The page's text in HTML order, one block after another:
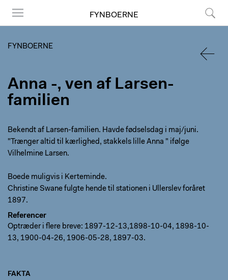
FYNBOERNE
FYNBOERNE
Anna -, ven af Larsen-
familien
Bekendt af Larsen-familien. Havde fødselsdag i maj/juni.
"Trænger altid til kærlighed, stakkels lille Anna " ifølge
Vilhelmine Larsen.
Boede muligvis i Kerteminde.
Christine Swane fulgte hende til stationen i Ullerslev foråret
1897.
Referencer
Optræder i flere breve: 1897-12-13,1898-10-04, 1898-10-
13, 1900-04-26, 1906-05-28, 1897-03.
FAKTA